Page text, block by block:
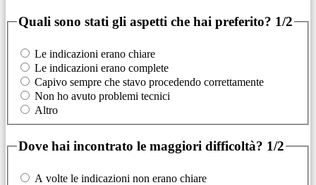
Quali sono stati gli aspetti che hai preferito? 1/2
Le indicazioni erano chiare
Le indicazioni erano complete
Capivo sempre che stavo procedendo correttamente
Non ho avuto problemi tecnici
Altro
Dove hai incontrato le maggiori difficoltà? 1/2
A volte le indicazioni non erano chiare